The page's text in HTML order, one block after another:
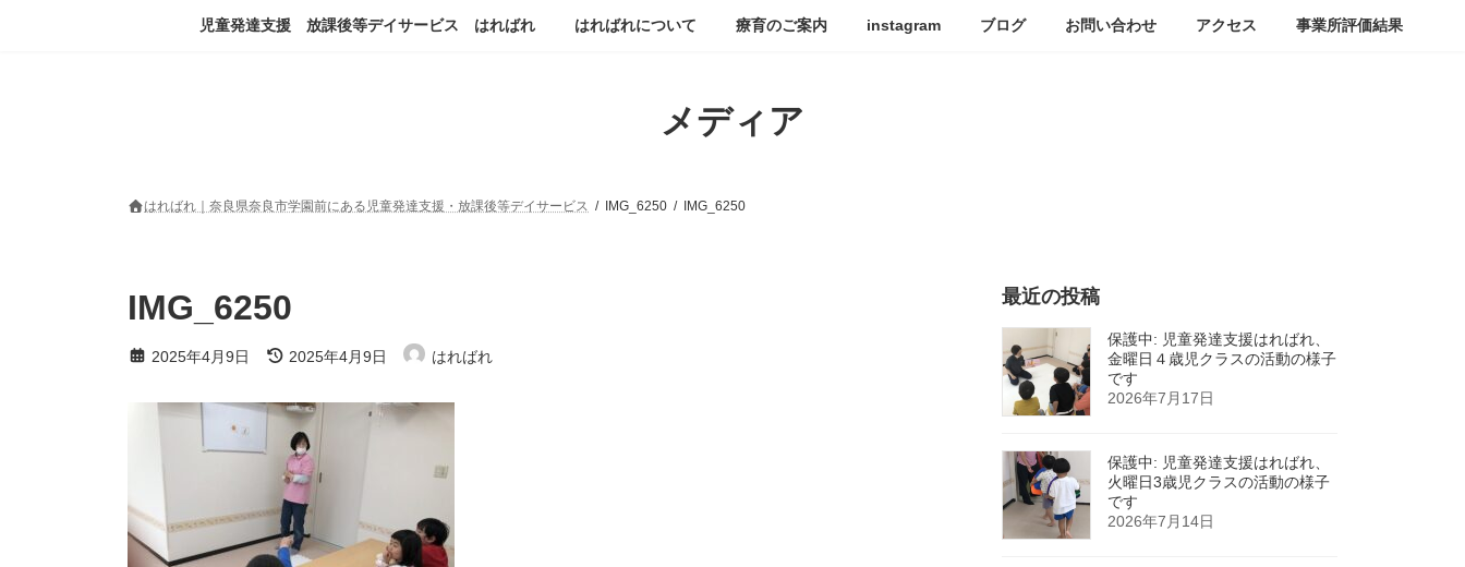
児童発達支援 放課後等デイサービス はればれ はればれについて 療育のご案内 instagram ブログ お問い合わせ アクセス 事業所評価結果
メディア
はればれ｜奈良県奈良市学園前にある児童発達支援・放課後等デイサービス IMG_6250 IMG_6250
IMG_6250
2025年4月9日
最
終
新
日
時
:
2025年4月9日 はればれ
最近の投稿
保護中: 児童発達支援はればれ、
金曜日４歳児クラスの活動の様子
です
2026年7月17日
保護中: 児童発達支援はればれ、
火曜日3歳児クラスの活動の様子
です
2026年7月14日